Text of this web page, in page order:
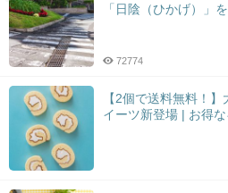
「日陰（ひかげ）」
72774
【2個で送料無料！
イーツ新登場 | お得